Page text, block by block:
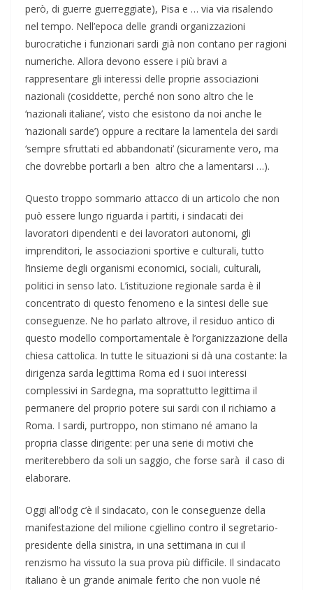
però, di guerre guerreggiate), Pisa e … via via risalendo
nel tempo. Nell’epoca delle grandi organizzazioni
burocratiche i funzionari sardi già non contano per ragioni
numeriche. Allora devono essere i più bravi a
rappresentare gli interessi delle proprie associazioni
nazionali (cosiddette, perché non sono altro che le
‘nazionali italiane’, visto che esistono da noi anche le
‘nazionali sarde’) oppure a recitare la lamentela dei sardi
‘sempre sfruttati ed abbandonati’ (sicuramente vero, ma
che dovrebbe portarli a ben altro che a lamentarsi …).
Questo troppo sommario attacco di un articolo che non
può essere lungo riguarda i partiti, i sindacati dei
lavoratori dipendenti e dei lavoratori autonomi, gli
imprenditori, le associazioni sportive e culturali, tutto
l’insieme degli organismi economici, sociali, culturali,
politici in senso lato. L’istituzione regionale sarda è il
concentrato di questo fenomeno e la sintesi delle sue
conseguenze. Ne ho parlato altrove, il residuo antico di
questo modello comportamentale è l’organizzazione della
chiesa cattolica. In tutte le situazioni si dà una costante: la
dirigenza sarda legittima Roma ed i suoi interessi
complessivi in Sardegna, ma soprattutto legittima il
permanere del proprio potere sui sardi con il richiamo a
Roma. I sardi, purtroppo, non stimano né amano la
propria classe dirigente: per una serie di motivi che
meriterebbero da soli un saggio, che forse sarà il caso di
elaborare.
Oggi all’odg c’è il sindacato, con le conseguenze della
manifestazione del milione cgiellino contro il segretario-
presidente della sinistra, in una settimana in cui il
renzismo ha vissuto la sua prova più difficile. Il sindacato
italiano è un grande animale ferito che non vuole né